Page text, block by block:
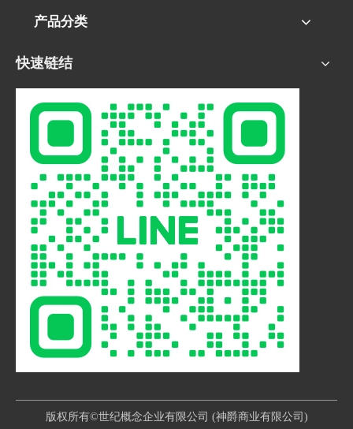
产品分类
快速链结
版权所有©世纪概念企业有限公司 (神爵商业有限公司)